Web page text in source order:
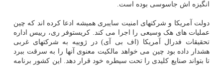
انگیزه اش جاسوسی بوده است.
دولت آمریکا و شرکتهای امنیت سایبری همیشه ادعا کرده اند که چین
عملیات های هک وسیعی را اجرا می کند. کریستوفر ری، رییس اداره
تحقیقات فدرال آمریکا (اف بی آی) در ژوییه به شرکتهای غربی
هشدار داده بود چین می خواهد مالکیت معنوی آنها را به سرقت ببرد
تا بتواند صنایع کلیدی را تحت سیطره خود قرار دهد. این کشور برنامه